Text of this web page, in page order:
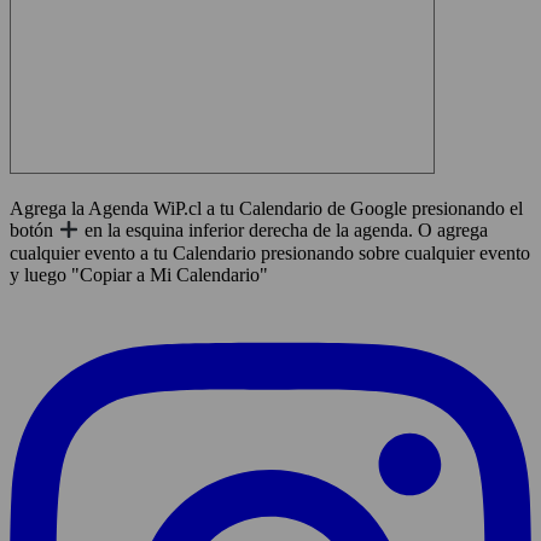
Agrega la Agenda WiP.cl a tu Calendario de Google presionando el
botón
en la esquina inferior derecha de la agenda. O agrega
cualquier evento a tu Calendario presionando sobre cualquier evento
y luego "Copiar a Mi Calendario"